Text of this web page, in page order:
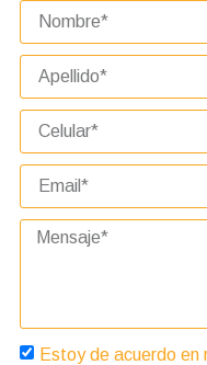
Estoy de acuerdo en